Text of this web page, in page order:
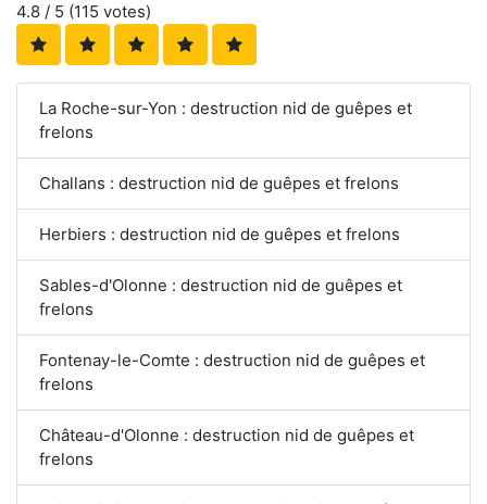
4.8 / 5 (115 votes)
La Roche-sur-Yon : destruction nid de guêpes et
frelons
Challans : destruction nid de guêpes et frelons
Herbiers : destruction nid de guêpes et frelons
Sables-d'Olonne : destruction nid de guêpes et
frelons
Fontenay-le-Comte : destruction nid de guêpes et
frelons
Château-d'Olonne : destruction nid de guêpes et
frelons